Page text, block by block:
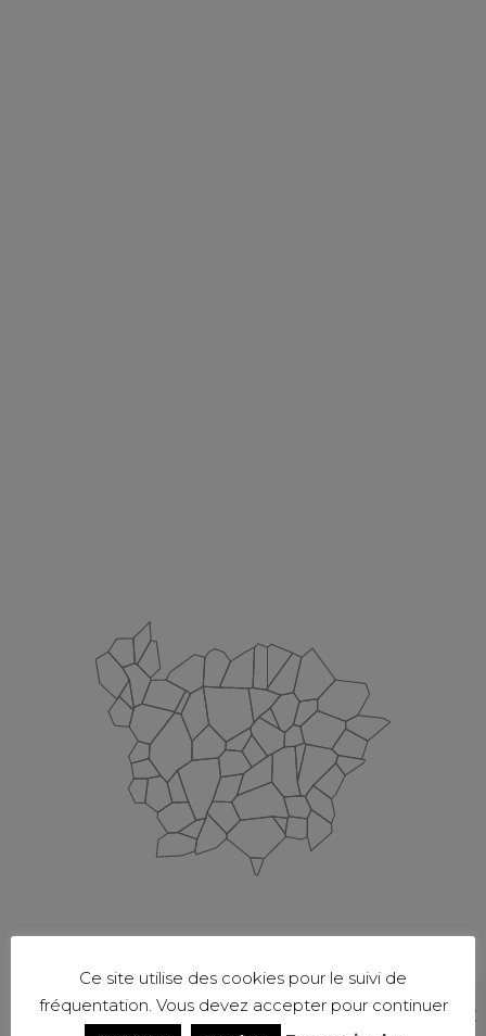
Ce site utilise des cookies pour le suivi de
fréquentation. Vous devez accepter pour continuer